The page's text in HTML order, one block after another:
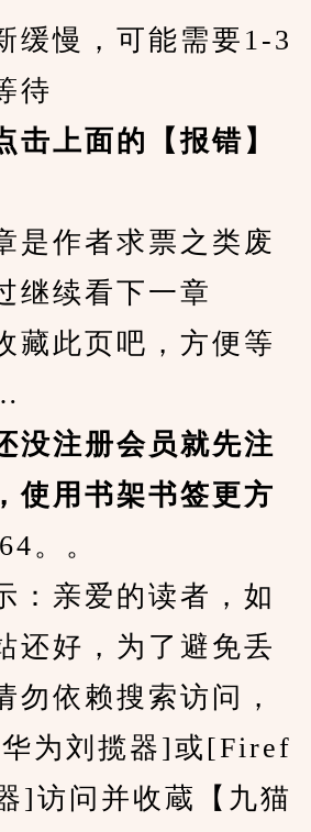
慢，可能需要1-3
待
击上面的【报错】
作者求票之类废
继续看下一章
此页吧，方便等
注册会员就先注
使用书架书签更方
。。
亲爱的读者，如
还好，为了避免丢
勿依赖搜索访问，
为刘揽器]或[Firef
]访问并收蔵【九猫